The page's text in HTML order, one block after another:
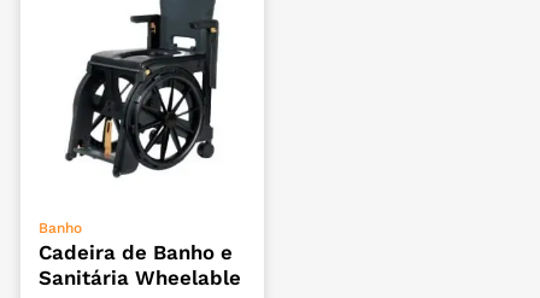
Banho
Cadeira de Banho e
Sanitária Wheelable